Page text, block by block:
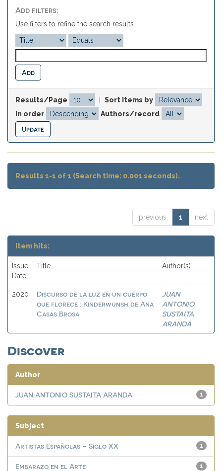
Add filters:
Use filters to refine the search results.
Results/Page
Sort items by
In order
Authors/record
Results 1-1 of 1 (Search time: 0.001 seconds).
previous 1 next
Item hits:
Issue
Date
Title Author(s)
2020
Discurso de la luz en un cuerpo
que florece : Kinderwunsh de Ana
Casas Brosa
JUAN
ANTONIO
SUSTAITA
ARANDA
Discover
Author
1
JUAN ANTONIO SUSTAITA ARANDA
Subject
1
Artistas Españolas – Siglo XX
1
Embarazo en el Arte